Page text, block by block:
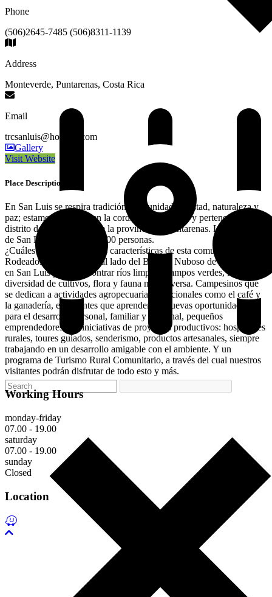
Phone
(506)2645-7485 (506)8311-1139
Address
Monteverde, Puntarenas, Costa Rica
Email
trcsanluis@hotmail.com
Gallery
Visit Website
Place Description
En San Luis se respira tradición, comunidad, amistad, naturaleza y
paz; estamos ubicados en la cordillera de Tilarán y pertenecemos al
distrito de Monteverde, de la provincia de Puntarenas. La población
de San Luis es cercana a 400 personas.
¿Cuáles son las principales características de esta comunidad?
Rodeados de naturaleza, al lado del Bosque Nuboso de Monteverde,
en San Luis puede encontrar ríos limpios, campos verdes, fincas con
diversidad de cultivos, flora y fauna muy diversa. Campesinos que
se dedican a actividades agropecuarias tradicionales como el café y
la ganadería, estudiantes que aprenden de nuevas oportunidades
para el desarrollo personal, familiar y comunal, pequeños
emprendedores con iniciativas de proyectos productivos: hospedajes
rurales, toures guiados, senderismo, productos artesanales, siempre
trabajando en un desarrollo amigable con el ambiente. Y un
programa de Turismo Rural Comunitario, a través del cual nuestros
visitantes podrán disfrutar de todo esto y más.
Working Hours
monday-friday
07.00 - 19.00
saturday
07.00 - 19.00
sunday
Closed
Location